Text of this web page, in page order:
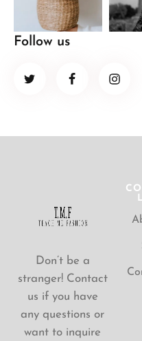
Follow us
Don’t be a
stranger! Contact
us if you have
any questions or
want to inquire